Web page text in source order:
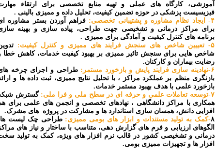
کارگاه های عملی و تهیه منابع تخصصی برای ارتقاء مهارت
پزشکی در حوزه تضمین کیفیت، تحلیل داده و ممیزی بالینی .
فراهم آوردن بستر مشاوره ای
مراکز درمانی و تشخیصی جهت طراحی، پیاده سازی و بهینه سازی
های کنترل کیفیت و آمادگی برای ممیزی .
تدوین
هایی برای سنجش تاثیر ممیزی بر بهبود کیفیت خدمات، کاهش خطا و
بیماران و کارکنان.
طراحی و اجرای چرخه های
منظم بر عملکرد مراکز ، با تحلیل نتایج ممیزی، ثبت داده ها و ارائه
علمی با هدف بهبود مستمر خدمات.
گسترش شبکه
با مراکز دانشگاهی ، نهادهای تخصصی و انجمن های علمی برای هم
دانش، همسان سازی استاندارد ها و مشارکت در پروژه های مشرک.
-کمک به تولید مستندات و ابزار های بومی ممیزی:طراحی چک لیست ها،
ارزیابی و فرم های گزارش دهی، متناسب با ساختار و نیاز های مراکز
و تشخیصی کشور در قالب نرم افزار های ویژه، کمک به تولید سخت
ها و تجهیزات ممیزی بومی.